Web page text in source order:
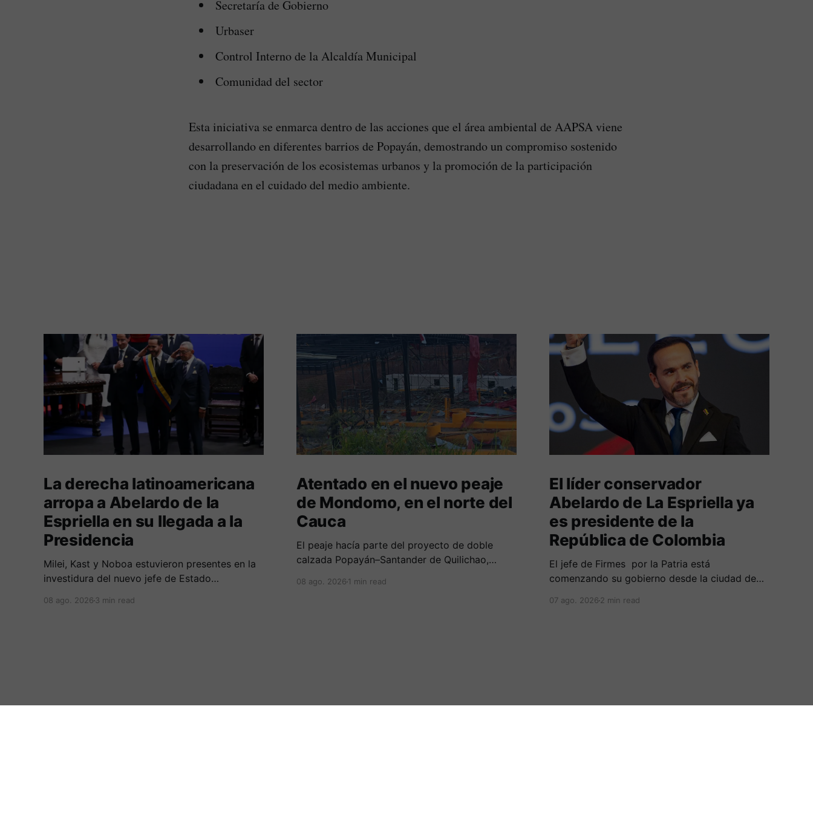
Secretaría de Gobierno
Urbaser
Control Interno de la Alcaldía Municipal
Comunidad del sector
Esta iniciativa se enmarca dentro de las acciones que el área ambiental de AAPSA viene
desarrollando en diferentes barrios de Popayán, demostrando un compromiso sostenido
con la preservación de los ecosistemas urbanos y la promoción de la participación
ciudadana en el cuidado del medio ambiente.
La derecha latinoamericana
arropa a Abelardo de la
Espriella en su llegada a la
Presidencia
Milei, Kast y Noboa estuvieron presentes en la
investidura del nuevo jefe de Estado
reuniones bilaterales y mensajes de
08 ago. 2026 3 min read
Atentado en el nuevo peaje
de Mondomo, en el norte del
Cauca
El peaje hacía parte del proyecto de doble
calzada Popayán–Santander de Quilichao,
08 ago. 20261 min read
El líder conservador
Abelardo de La Espriella ya
es presidente de la
República de Colombia
El jefe de Firmes por la Patria está
comenzando su gobierno desde la ciudad de
de varios símbolos de gobiernos
07 ago. 20262 min read